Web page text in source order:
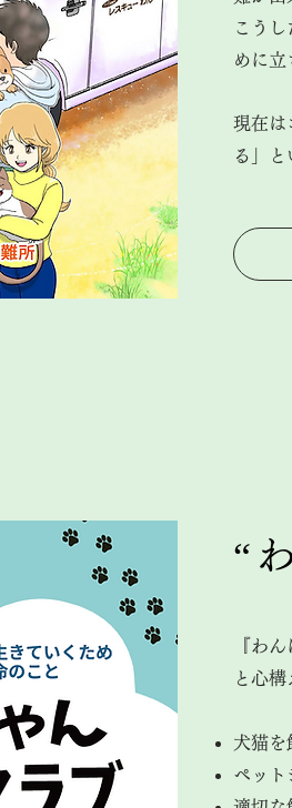
こう
めに立
現在は
る」と
“
『わ
と心
犬猫を
ペット